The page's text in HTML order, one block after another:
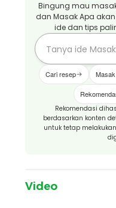
Bingung mau
dan Masak Apa
ide dan tips
Cari resep
Rekomendasi
berdasarkan konten
untuk tetap
Video